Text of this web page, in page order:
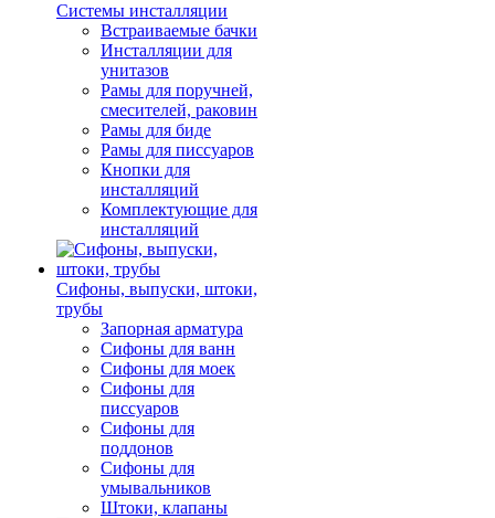
Системы инсталляции
Встраиваемые бачки
Инсталляции для
унитазов
Рамы для поручней,
смесителей, раковин
Рамы для биде
Рамы для писсуаров
Кнопки для
инсталляций
Комплектующие для
инсталляций
Сифоны, выпуски, штоки,
трубы
Запорная арматура
Сифоны для ванн
Сифоны для моек
Сифоны для
писсуаров
Сифоны для
поддонов
Сифоны для
умывальников
Штоки, клапаны